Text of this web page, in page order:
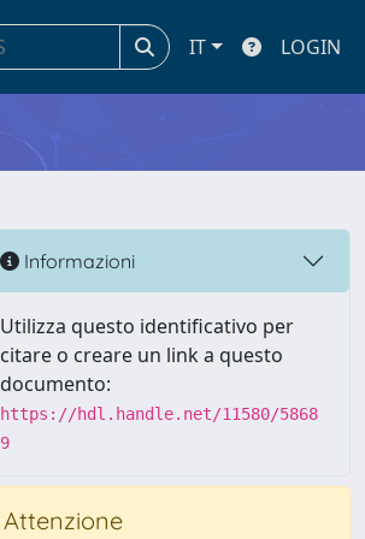
IT LOGIN
Informazioni
Utilizza questo identificativo per
citare o creare un link a questo
documento:
https://hdl.handle.net/11580/5868
9
Attenzione